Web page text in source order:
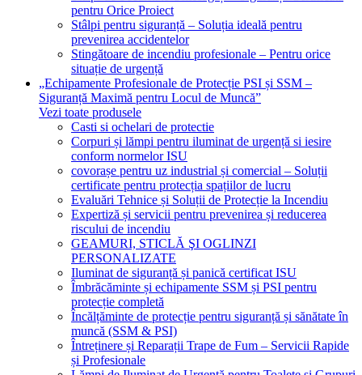
pentru Orice Proiect
Stâlpi pentru siguranță – Soluția ideală pentru
prevenirea accidentelor
Stingătoare de incendiu profesionale – Pentru orice
situație de urgență
„Echipamente Profesionale de Protecție PSI și SSM –
Siguranță Maximă pentru Locul de Muncă”
Vezi toate produsele
Casti si ochelari de protectie
Corpuri și lămpi pentru iluminat de urgență si iesire
conform normelor ISU
covorașe pentru uz industrial și comercial – Soluții
certificate pentru protecția spațiilor de lucru
Evaluări Tehnice și Soluții de Protecție la Incendiu
Expertiză și servicii pentru prevenirea și reducerea
riscului de incendiu
GEAMURI, STICLĂ ŞI OGLINZI
PERSONALIZATE
Iluminat de siguranță și panică certificat ISU
Îmbrăcăminte și echipamente SSM și PSI pentru
protecție completă
Încălțăminte de protecție pentru siguranță și sănătate în
muncă (SSM & PSI)
Întreținere și Reparații Trape de Fum – Servicii Rapide
și Profesionale